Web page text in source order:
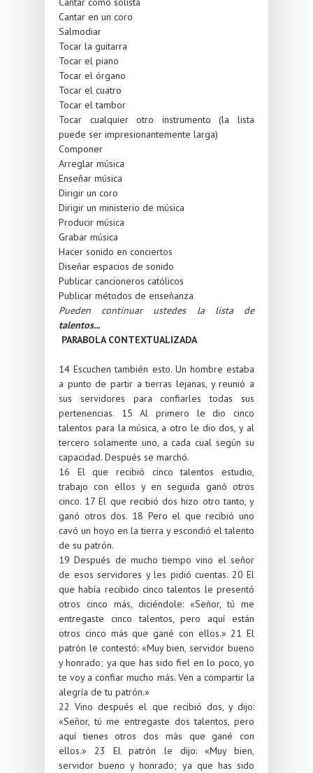
Cantar en un coro
Salmodiar
Tocar la guitarra
Tocar el piano
Tocar el órgano
Tocar el cuatro
Tocar el tambor
Tocar cualquier otro instrumento (la lista
puede ser impresionantemente larga)
Componer
Arreglar música
Enseñar música
Dirigir un coro
Dirigir un ministerio de música
Producir música
Grabar música
Hacer sonido en conciertos
Diseñar espacios de sonido
Publicar cancioneros católicos
Publicar métodos de enseñanza
Pueden continuar ustedes la lista de
talentos...
PARABOLA CONTEXTUALIZADA
14 Escuchen también esto. Un hombre estaba
a punto de partir a tierras lejanas, y reunió a
sus servidores para confiarles todas sus
pertenencias. 15 Al primero le dio cinco
talentos para la música, a otro le dio dos, y al
tercero solamente uno, a cada cual según su
capacidad. Después se marchó.
16 El que recibió cinco talentos estudio,
trabajo con ellos y en seguida ganó otros
cinco. 17 El que recibió dos hizo otro tanto, y
ganó otros dos. 18 Pero el que recibió uno
cavó un hoyo en la tierra y escondió el talento
de su patrón.
19 Después de mucho tiempo vino el señor
de esos servidores y les pidió cuentas. 20 El
que había recibido cinco talentos le presentó
otros cinco más, diciéndole: «Señor, tú me
entregaste cinco talentos, pero aquí están
otros cinco más que gané con ellos.»21 El
patrón le contestó: «Muy bien, servidor bueno
y honrado; ya que has sido fiel en lo poco, yo
te voy a confiar mucho más. Ven a compartir la
alegría de tu patrón.»
22 Vino después el que recibió dos, y dijo:
«Señor, tú me entregaste dos talentos, pero
aquí tienes otros dos más que gané con
ellos.»23
El patrón le dijo: «Muy bien,
servidor bueno y honrado; ya que has sido